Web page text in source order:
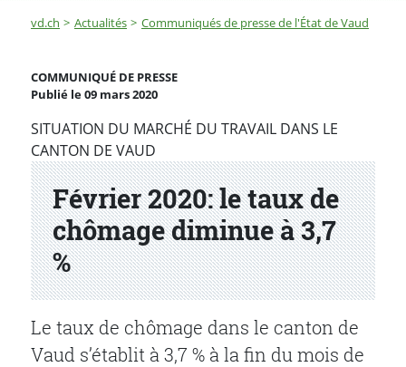
Fil d'Ariane
vd.ch Actualités Communiqués de presse de l'État de Vaud
Février 2020: le taux de chômage diminue à 3,7 %
Février 2020: le taux de
chômage diminue à 3,7
%
COMMUNIQUÉ DE PRESSE
Publié le 09 mars 2020
Partenaire(s)
SITUATION DU MARCHÉ DU TRAVAIL DANS LE
CANTON DE VAUD
Le taux de chômage dans le canton de
Vaud s’établit à 3,7 % à la fin du mois de